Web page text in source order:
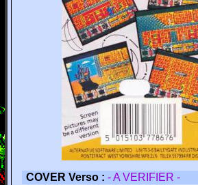
COVER Verso : - A VERIFIER -